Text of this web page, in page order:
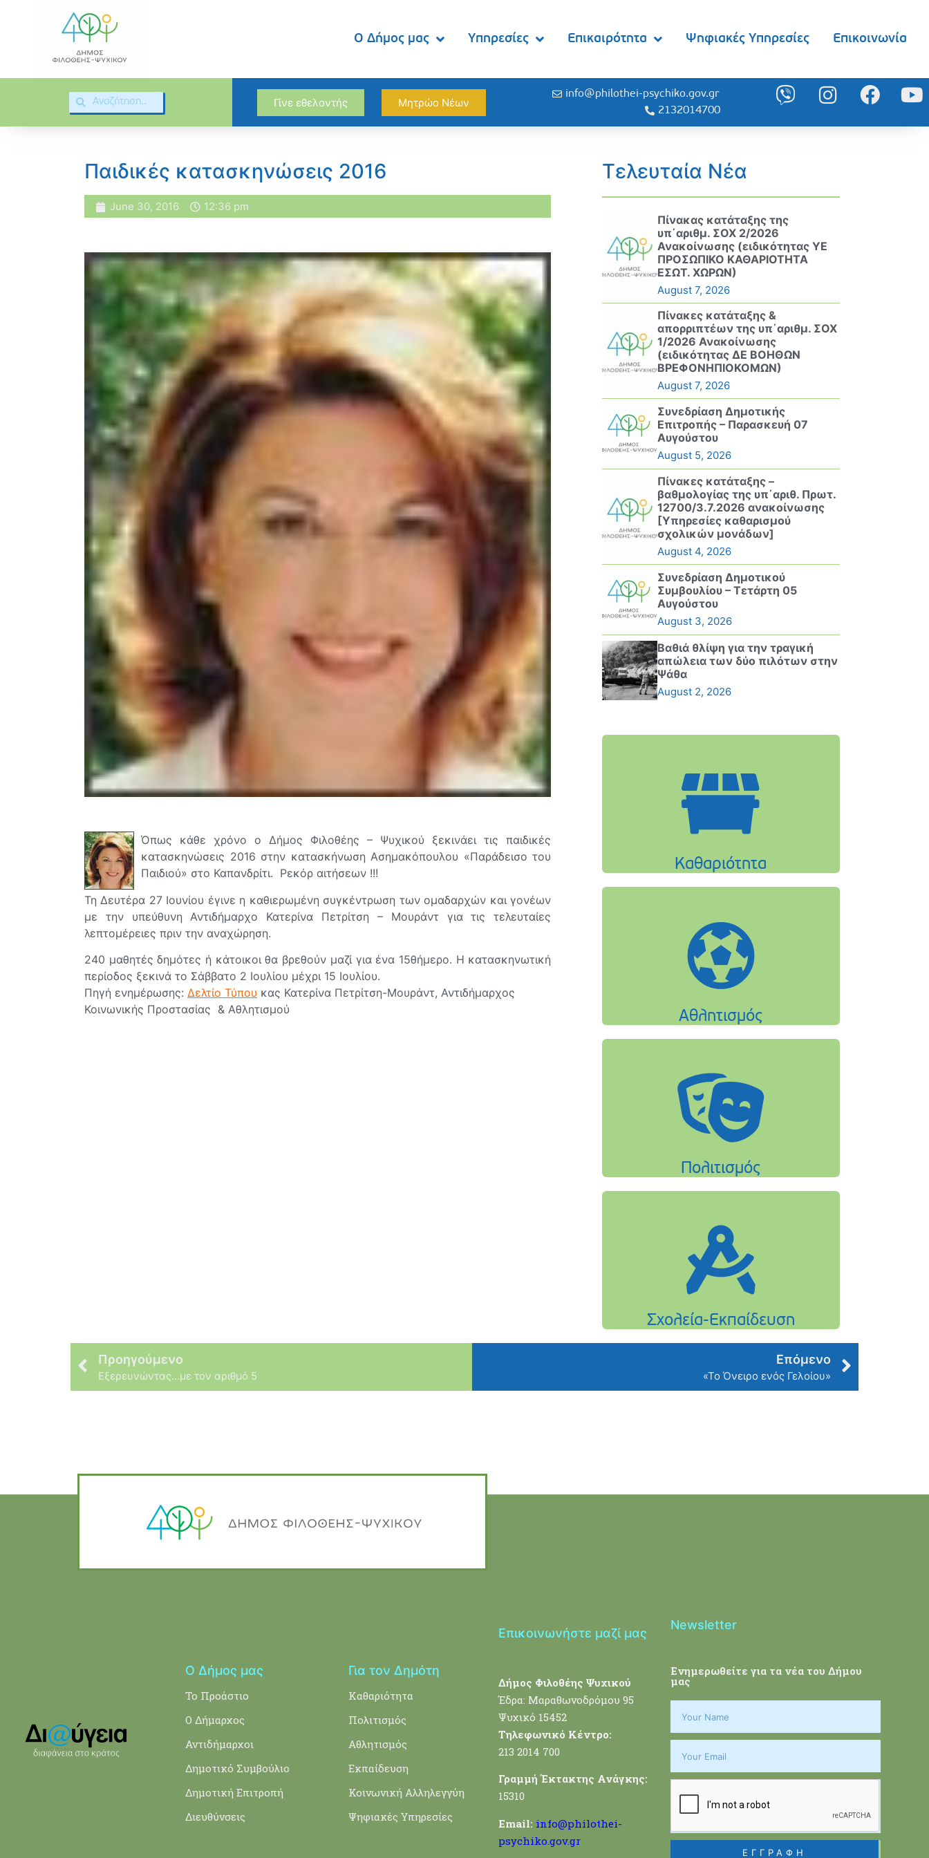
Ο Δήμος μας Υπηρεσίες Επικαιρότητα Ψηφιακές Υπηρεσίες Επικοινωνία
Γίνε εθελοντής Μητρώο Νέων
info@philothei-psychiko.gov.gr
2132014700
Παιδικές κατασκηνώσεις 2016
June 30, 2016 12:36 pm
Όπως κάθε χρόνο ο Δήμος Φιλοθέης – Ψυχικού ξεκινάει τις παιδικές
κατασκηνώσεις 2016 στην κατασκήνωση Ασημακόπουλου «Παράδεισο του
Παιδιού» στο Καπανδρίτι. Ρεκόρ αιτήσεων !!!
Τη Δευτέρα 27 Ιουνίου έγινε η καθιερωμένη συγκέντρωση των ομαδαρχών και γονέων
με την υπεύθυνη Αντιδήμαρχο Κατερίνα Πετρίτση – Μουράντ για τις τελευταίες
λεπτομέρειες πριν την αναχώρηση.
240 μαθητές δημότες ή κάτοικοι θα βρεθούν μαζί για ένα 15θήμερο. Η κατασκηνωτική
περίοδος ξεκινά το Σάββατο 2 Ιουλίου μέχρι 15 Ιουλίου.
Πηγή ενημέρωσης: Δελτίο Τύπου κας Κατερίνα Πετρίτση-Μουράντ, Αντιδήμαρχος
Κοινωνικής Προστασίας & Αθλητισμού
Τελευταία Νέα
Πίνακας κατάταξης της
υπ΄αριθμ. ΣΟΧ 2/2026
Ανακοίνωσης (ειδικότητας ΥΕ
ΠΡΟΣΩΠΙΚΟ ΚΑΘΑΡΙΟΤΗΤΑ
ΕΣΩΤ. ΧΩΡΩΝ)
August 7, 2026
Πίνακες κατάταξης &
απορριπτέων της υπ΄αριθμ. ΣΟΧ
1/2026 Ανακοίνωσης
(ειδικότητας ΔΕ ΒΟΗΘΩΝ
ΒΡΕΦΟΝΗΠΙΟΚΟΜΩΝ)
August 7, 2026
Συνεδρίαση Δημοτικής
Επιτροπής – Παρασκευή 07
Αυγούστου
August 5, 2026
Πίνακες κατάταξης –
βαθμολογίας της υπ΄αριθ. Πρωτ.
12700/3.7.2026 ανακοίνωσης
[Υπηρεσίες καθαρισμού
σχολικών μονάδων]
August 4, 2026
Συνεδρίαση Δημοτικού
Συμβουλίου – Τετάρτη 05
Αυγούστου
August 3, 2026
Βαθιά θλίψη για την τραγική
απώλεια των δύο πιλότων στην
Ψάθα
August 2, 2026
Προηγούμενο
Εξερευνώντας…με τον αριθμό 5
Επόμενο
«Το Όνειρο ενός Γελοίου»
Ο Δήμος μας
Το Προάστιο
Ο Δήμαρχος
Αντιδήμαρχοι
Δημοτικό Συμβούλιο
Δημοτική Επιτροπή
Διευθύνσεις
Για τον Δημότη
Καθαριότητα
Πολιτισμός
Αθλητισμός
Εκπαίδευση
Κοινωνική Αλληλεγγύη
Ψηφιακές Υπηρεσίες
Επικοινωνήστε μαζί μας
Δήμος Φιλοθέης Ψυχικού
Έδρα: Μαραθωνοδρόμου 95
Ψυχικό 15452
Τηλεφωνικό Κέντρο:
213 2014 700
Γραμμή Έκτακτης Ανάγκης:
15310
Email: info@philothei-
psychiko.gov.gr
Newsletter
Ενημερωθείτε για τα νέα του Δήμου
μας
ΕΓΓΡΑΦΗ